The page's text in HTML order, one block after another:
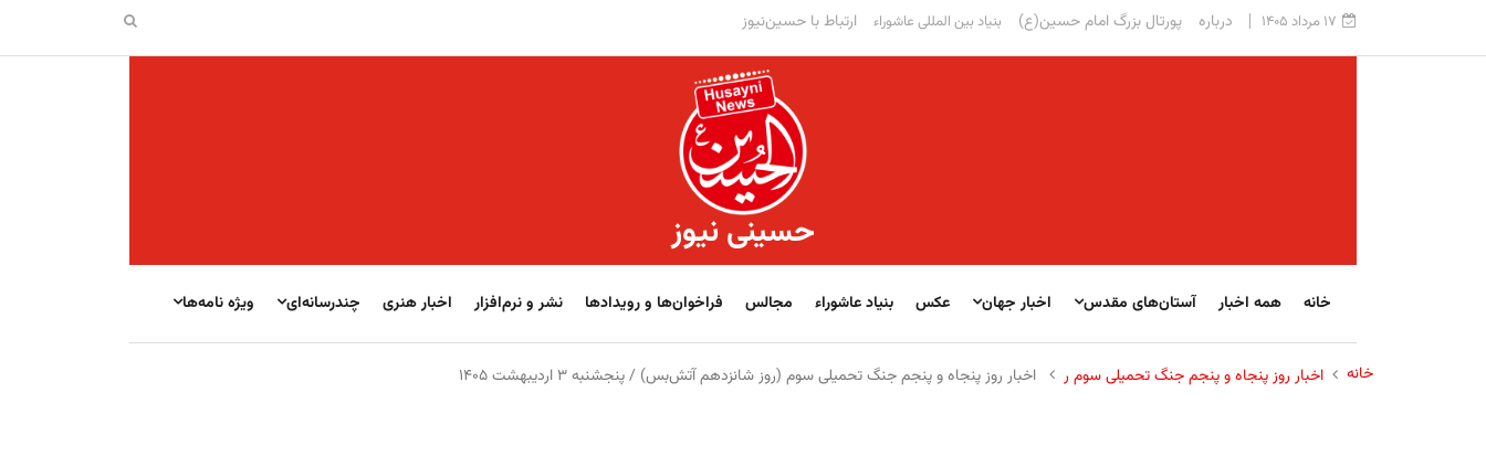
۱۷ مرداد ۱۴۰۵ درباره پورتال بزرگ امام حسین(ع) بنیاد بین المللی عاشوراء ارتباط با حسین‌نیوز
حسینی نیوز
خانه همه اخبار آستان‌های مقدس اخبار جهان عکس بنیاد عاشوراء مجالس فراخوان‌‏‏‏ها و رویدادها نشر و نرم‌افزار اخبار هنری چندرسانه‌ای ویژه نامه‌ها
خانه اخبار روز پنجاه و پنجم جنگ تحمیلی سوم ر اخبار روز پنجاه و پنجم جنگ تحمیلی سوم (روز شانزدهم آتش‌بس) / پنجشنبه ۳ اردیبهشت ۱۴۰۵